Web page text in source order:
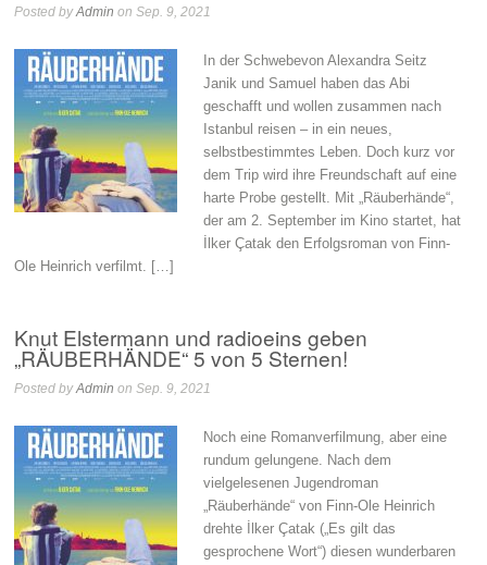
Posted byAdmin on Sep. 9, 2021
In der Schwebevon Alexandra Seitz
Janik und Samuel haben das Abi
geschafft und wollen zusammen nach
Istanbul reisen – in ein neues,
selbstbestimmtes Leben. Doch kurz vor
dem Trip wird ihre Freundschaft auf eine
harte Probe gestellt. Mit „Räuberhände“,
der am 2. September im Kino startet, hat
İlker Çatak den Erfolgsroman von Finn-
Ole Heinrich verfilmt. […]
Knut Elstermann und radioeins geben
„RÄUBERHÄNDE“ 5 von 5 Sternen!
Posted byAdmin on Sep. 9, 2021
Noch eine Romanverfilmung, aber eine
rundum gelungene. Nach dem
vielgelesenen Jugendroman
„Räuberhände“ von Finn-Ole Heinrich
drehte İlker Çatak („Es gilt das
gesprochene Wort“) diesen wunderbaren